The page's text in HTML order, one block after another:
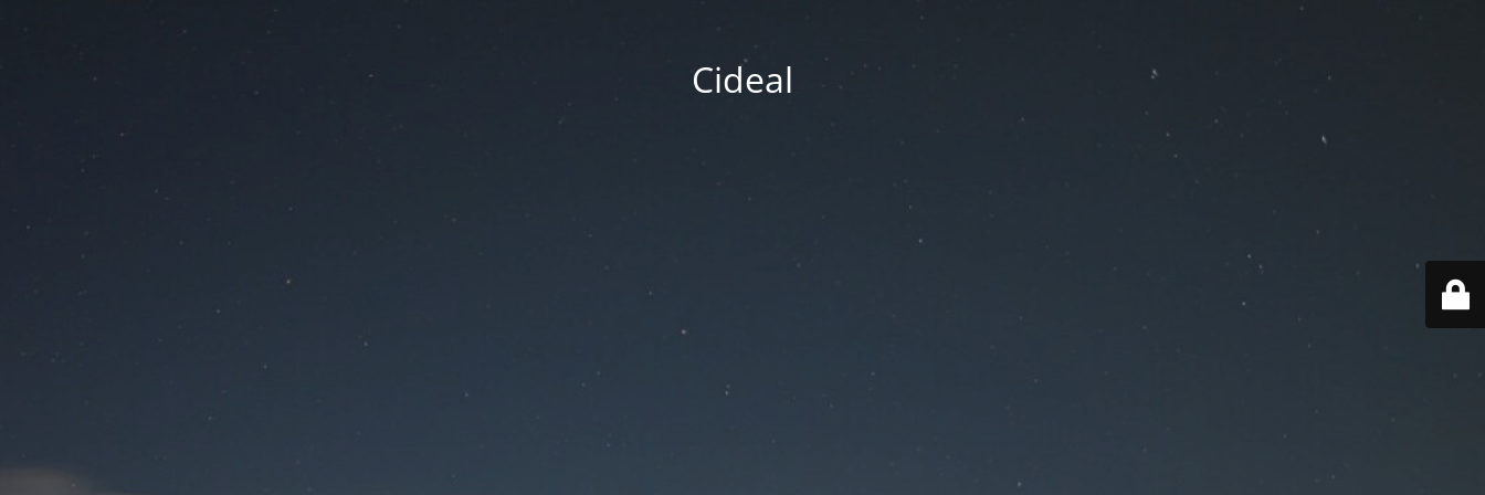
Cideal